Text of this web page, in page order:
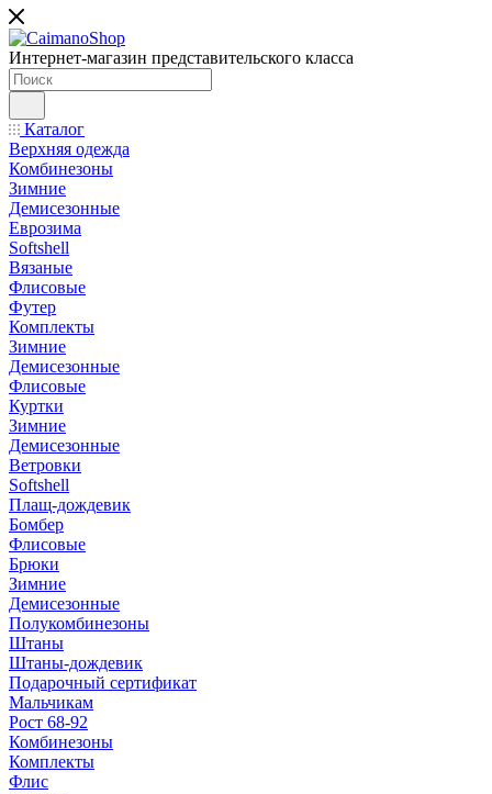
Интернет-магазин представительского класса
Каталог
Верхняя одежда
Комбинезоны
Зимние
Демисезонные
Еврозима
Softshell
Вязаные
Флисовые
Футер
Комплекты
Зимние
Демисезонные
Флисовые
Куртки
Зимние
Демисезонные
Ветровки
Softshell
Плащ-дождевик
Бомбер
Флисовые
Брюки
Зимние
Демисезонные
Полукомбинезоны
Штаны
Штаны-дождевик
Подарочный сертификат
Мальчикам
Рост 68-92
Комбинезоны
Комплекты
Флис